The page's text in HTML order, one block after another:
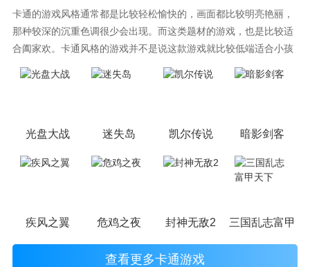
卡通的游戏风格通常都是比较轻松愉快的，画面都比较明亮艳丽，
那种较深的沉重色调很少会出现。而这类题材的游戏，也是比较适
合阖家欢。卡通风格的游戏并不是说这款游戏就比较低端适合小孩
子玩，因为很多游戏厂商会故意把游戏中添加进入卡通元素，这也
光盘大战 迷失岛 凯尔传说 暗影剑客
疾风之翼 危鸡之夜 封神无敌2 三国乱志富甲天
查看更多卡通游戏